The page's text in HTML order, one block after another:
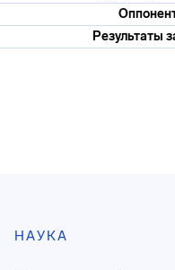
Результаты
НАУКА